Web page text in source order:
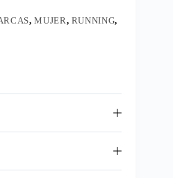
,MUJER, RUNNING,